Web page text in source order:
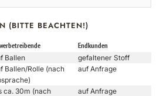
(BITTE BEACHTEN!)
Endkunden
Ballen
gefaltener Stoff
Ballen/Rolle (nach
auf Anfrage
ca. 30m (nach
auf Anfrage